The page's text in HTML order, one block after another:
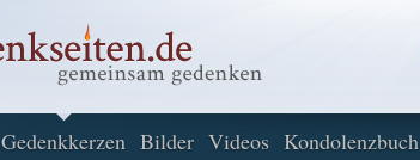
Gedenkkerzen Bilder Videos Kondolenzbuch